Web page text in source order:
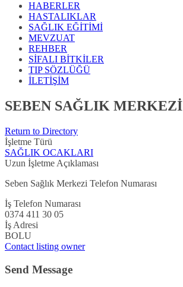
HABERLER
HASTALIKLAR
SAĞLIK EĞİTİMİ
MEVZUAT
REHBER
SİFALI BİTKİLER
TIP SÖZLÜĞÜ
İLETİŞİM
SEBEN SAĞLIK MERKEZİ
Return to Directory
İşletme Türü
SAĞLIK OCAKLARI
Uzun İşletme Açıklaması
Seben Sağlık Merkezi Telefon Numarası
İş Telefon Numarası
0374 411 30 05
İş Adresi
BOLU
Contact listing owner
Send Message